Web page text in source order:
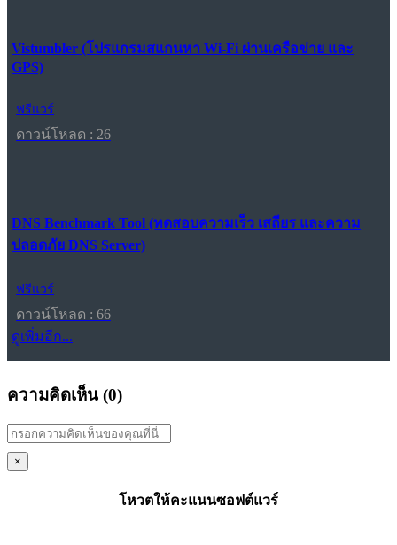
Vistumbler (โปรแกรมสแกนหา Wi-Fi ผ่านเครือข่าย และ
GPS)
ฟรีแวร์
ดาวน์โหลด : 26
DNS Benchmark Tool (ทดสอบความเร็ว เสถียร และความ
ปลอดภัย DNS Server)
ฟรีแวร์
ดาวน์โหลด : 66
ดูเพิ่มอีก...
ความคิดเห็น (0)
×
โหวตให้คะแนนซอฟต์แวร์